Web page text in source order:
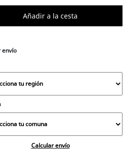
envío
Calcular envío